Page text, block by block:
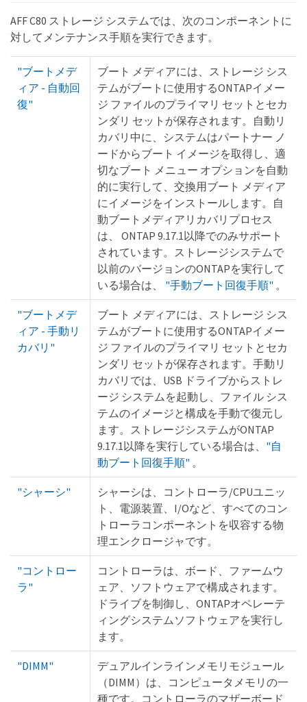
AFF C80 ストレージ システムでは、次のコンポーネントに
対してメンテナンス手順を実行できます。
"ブートメデ
ィア - 自動回
復"
ブート メディアには、ストレージ シス
テムがブートに使用するONTAPイメー
ジ ファイルのプライマリ セットとセカ
ンダリ セットが保存されます。自動リ
カバリ中に、システムはパートナー ノ
ードからブート イメージを取得し、適
切なブート メニュー オプションを自動
的に実行して、交換用ブート メディア
にイメージをインストールします。自
動ブートメディアリカバリプロセス
は、 ONTAP 9.17.1以降でのみサポート
されています。ストレージシステムで
以前のバージョンのONTAPを実行して
いる場合は、 "手動ブート回復手順" 。
"ブートメデ
ィア - 手動リ
カバリ"
ブート メディアには、ストレージ シス
テムがブートに使用するONTAPイメー
ジ ファイルのプライマリ セットとセカ
ンダリ セットが保存されます。手動リ
カバリでは、USB ドライブからストレ
ージ システムを起動し、ファイル シス
テムのイメージと構成を手動で復元し
ます。ストレージシステムがONTAP
9.17.1以降を実行している場合は、 "自
動ブート回復手順" 。
"シャーシ"
シャーシは、コントローラ/CPUユニッ
ト、電源装置、I/Oなど、すべてのコン
トローラコンポーネントを収容する物
理エンクロージャです。
"コントロー
ラ"
コントローラは、ボード、ファームウ
ェア、ソフトウェアで構成されます。
ドライブを制御し、ONTAPオペレーテ
ィングシステムソフトウェアを実行し
ます。
"DIMM"
デュアルインラインメモリモジュール
（DIMM）は、コンピュータメモリの一
種です。コントローラのマザーボード